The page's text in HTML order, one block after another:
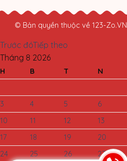
© Bản quyền thuộc về 123-Zo.VN
Trước đóTiếp theo
Tháng 8 2026
H B T N
3
4 5 6
10
11 12 13
17
18 19 20
24
25 26 27